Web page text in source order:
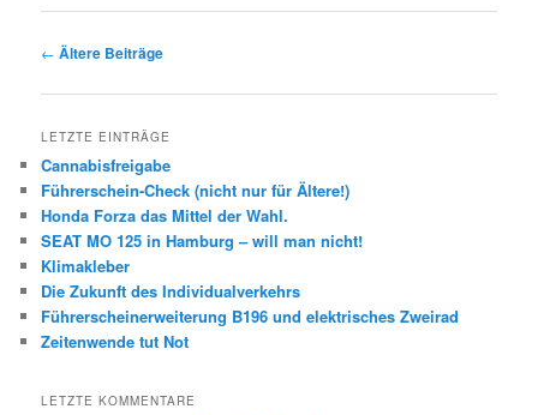
Beitrags-
← Ältere Beiträge
LETZTE EINTRÄGE
Cannabisfreigabe
Führerschein-Check (nicht nur für Ältere!)
Honda Forza das Mittel der Wahl.
SEAT MO 125 in Hamburg – will man nicht!
Klimakleber
Die Zukunft des Individualverkehrs
Führerscheinerweiterung B196 und elektrisches Zweirad
Zeitenwende tut Not
LETZTE KOMMENTARE